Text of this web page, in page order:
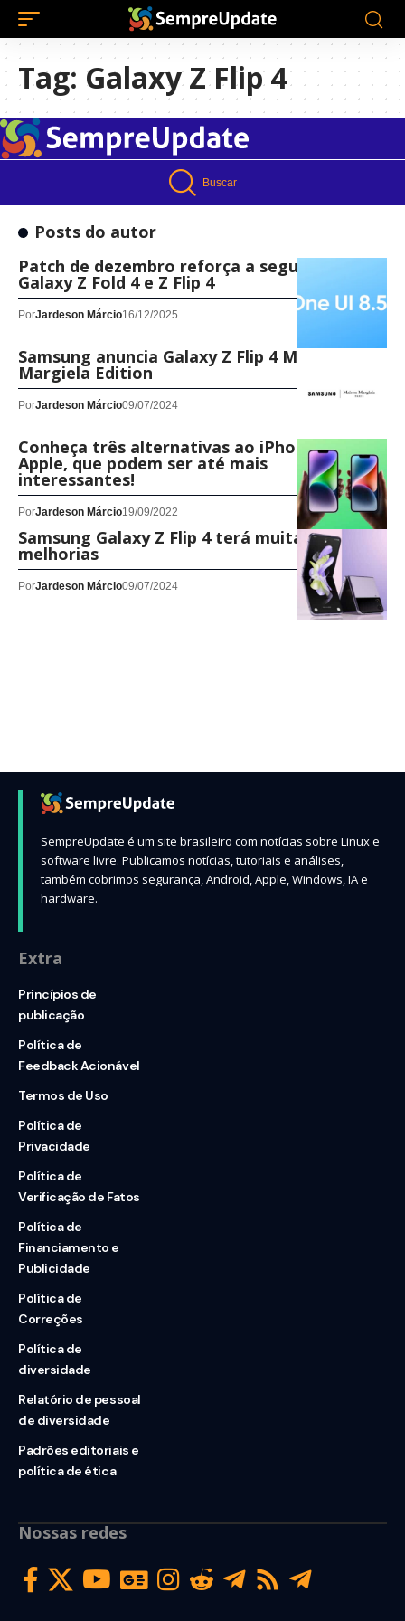
Tag: Galaxy Z Flip 4
Buscar
Posts do autor
Patch de dezembro reforça a segurança do
Galaxy Z Fold 4 e Z Flip 4
PorJardeson Márcio16/12/2025
Samsung anuncia Galaxy Z Flip 4 Maison
Margiela Edition
PorJardeson Márcio09/07/2024
Conheça três alternativas ao iPhone 14 da
Apple, que podem ser até mais
interessantes!
PorJardeson Márcio19/09/2022
Samsung Galaxy Z Flip 4 terá muitas
melhorias
PorJardeson Márcio09/07/2024
SempreUpdate é um site brasileiro com notícias sobre Linux e
software livre. Publicamos notícias, tutoriais e análises,
também cobrimos segurança, Android, Apple, Windows, IA e
hardware.
Extra
Princípios de
publicação
Política de
Feedback Acionável
Termos de Uso
Política de
Privacidade
Política de
Verificação de Fatos
Política de
Financiamento e
Publicidade
Política de
Correções
Política de
diversidade
Relatório de pessoal
de diversidade
Padrões editoriais e
política de ética
Nossas redes